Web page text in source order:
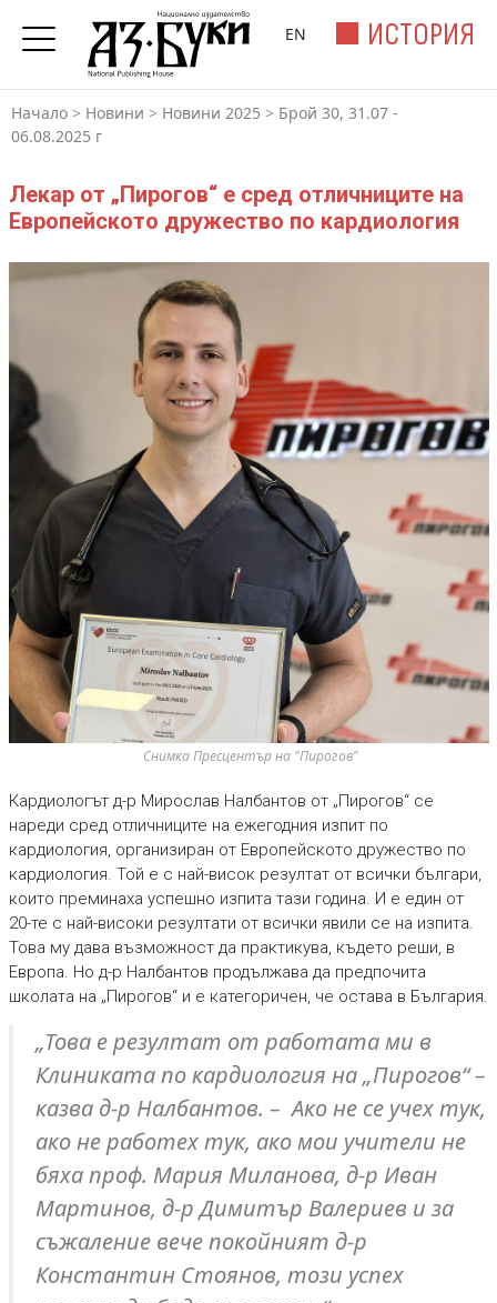
ИСТОРИЯ
EN
Начало > Новини > Новини 2025 > Брой 30, 31.07 -
06.08.2025 г
Лекар от „Пирогов“ е сред отличниците на
Европейското дружество по кардиология
Снимка Пресцентър на "Пирогов"
Кардиологът д-р Мирослав Налбантов от „Пирогов“ се
нареди сред отличниците на ежегодния изпит по
кардиология, организиран от Европейското дружество по
кардиология. Той е с най-висок резултат от всички българи,
които преминаха успешно изпита тази година. И е един от
20-те с най-високи резултати от всички явили се на изпита.
Това му дава възможност да практикува, където реши, в
Европа. Но д-р Налбантов продължава да предпочита
школата на „Пирогов“ и е категоричен, че остава в България.
„Това е резултат от работата ми в
Клиниката по кардиология на „Пирогов“ –
казва д-р Налбантов. – Ако не се учех тук,
ако не работех тук, ако мои учители не
бяха проф. Мария Миланова, д-р Иван
Мартинов, д-р Димитър Валериев и за
съжаление вече покойният д-р
Константин Стоянов, този успех